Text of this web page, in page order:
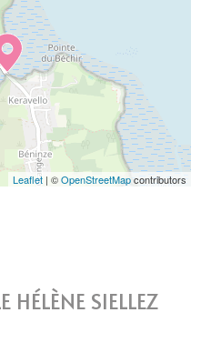
Leaflet| ©OpenStreetMapcontributors
HÉLÈNE SIELLEZ